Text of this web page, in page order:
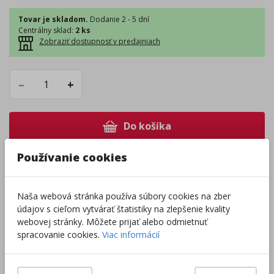
Tovar je skladom. Dodanie 2 - 5 dní
Centrálny sklad: 2 ks
Zobraziť dostupnosť v predajniach
– +
Do košíka
Pri nákupe za
Rozdávame darčeky na podporu vzdelávania.
Nakúpte za ďalších 40,00€ a získate
Používanie cookies
Naša webová stránka používa súbory cookies na zber
údajov s cieľom vytvárať štatistiky na zlepšenie kvality
webovej stránky. Môžete prijať alebo odmietnuť
spracovanie cookies. Viac informácií